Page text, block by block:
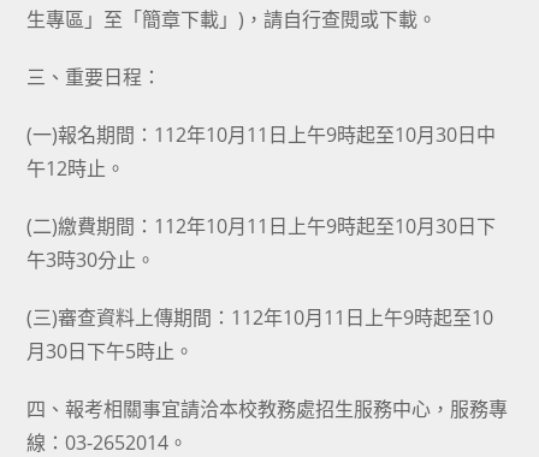
生專區」至「簡章下載」)，請自行查閱或下載。
三、重要日程：
(一)報名期間：112年10月11日上午9時起至10月30日中
午12時止。
(二)繳費期間：112年10月11日上午9時起至10月30日下
午3時30分止。
(三)審查資料上傳期間：112年10月11日上午9時起至10
月30日下午5時止。
四、報考相關事宜請洽本校教務處招生服務中心，服務專
線：03-2652014。